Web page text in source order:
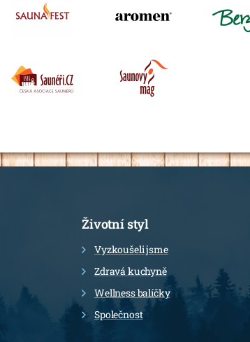
Životní styl
Vyzkoušeli jsme
Zdravá kuchyně
Wellness balíčky
Společnost